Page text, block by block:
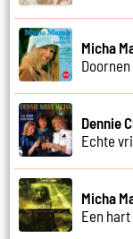
Micha
Dennie
Echte
Micha
Een